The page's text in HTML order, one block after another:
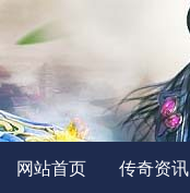
网站首页 传奇资讯